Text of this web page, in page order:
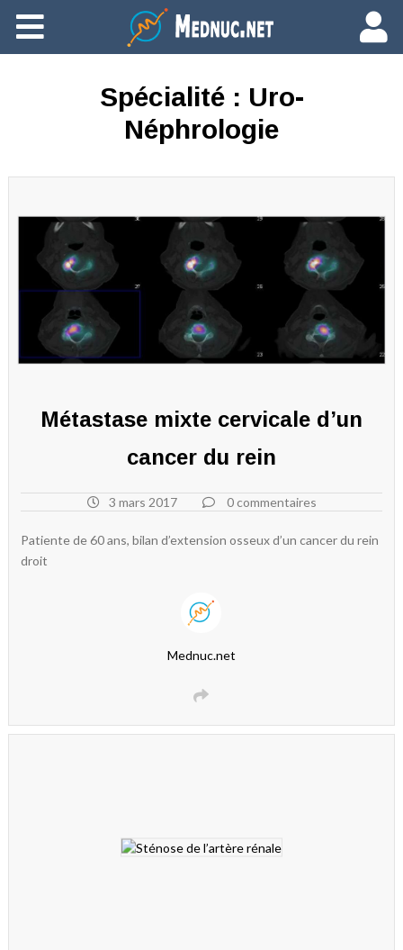
Ajouter du contenu
Spécialité : Uro-
Néphrologie
Métastase mixte cervicale d’un
cancer du rein
3 mars 2017 0 commentaires
Patiente de 60 ans, bilan d’extension osseux d’un cancer du rein
droit
Mednuc.net